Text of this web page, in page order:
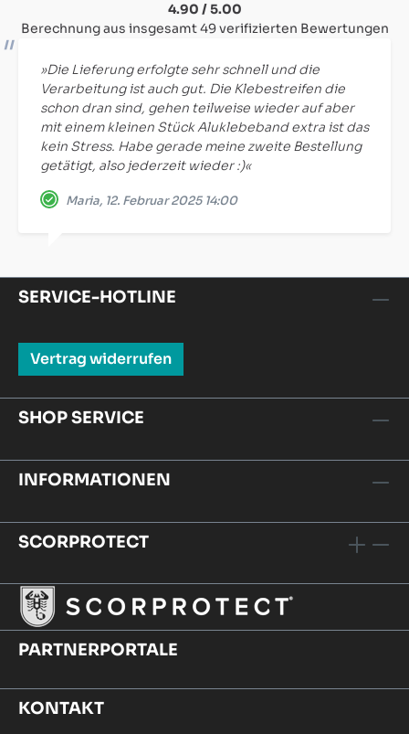
4.90 / 5.00
Berechnung aus insgesamt 49 verifizierten Bewertungen
»Die Lieferung erfolgte sehr schnell und die
Verarbeitung ist auch gut. Die Klebestreifen die
schon dran sind, gehen teilweise wieder auf aber
mit einem kleinen Stück Aluklebeband extra ist das
kein Stress. Habe gerade meine zweite Bestellung
getätigt, also jederzeit wieder :)«
Maria, 12. Februar 2025 14:00
SERVICE-HOTLINE
Vertrag widerrufen
SHOP SERVICE
INFORMATIONEN
SCORPROTECT
PARTNERPORTALE
KONTAKT